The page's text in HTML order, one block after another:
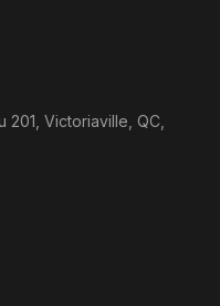
201, Victoriaville, QC,